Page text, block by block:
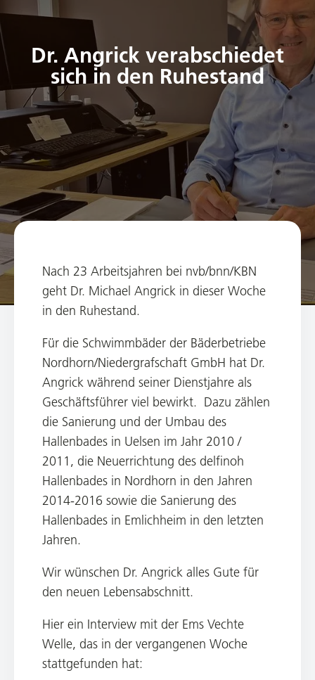
Dr. Angrick verabschiedet
sich in den Ruhestand
Nach 23 Arbeitsjahren bei nvb/bnn/KBN
geht Dr. Michael Angrick in dieser Woche
in den Ruhestand.
Für die Schwimmbäder der Bäderbetriebe
Nordhorn/Niedergrafschaft GmbH hat Dr.
Angrick während seiner Dienstjahre als
Geschäftsführer viel bewirkt. Dazu zählen
die Sanierung und der Umbau des
Hallenbades in Uelsen im Jahr 2010 /
2011, die Neuerrichtung des delfinoh
Hallenbades in Nordhorn in den Jahren
2014-2016 sowie die Sanierung des
Hallenbades in Emlichheim in den letzten
Jahren.
Wir wünschen Dr. Angrick alles Gute für
den neuen Lebensabschnitt.
Hier ein Interview mit der Ems Vechte
Welle, das in der vergangenen Woche
stattgefunden hat: